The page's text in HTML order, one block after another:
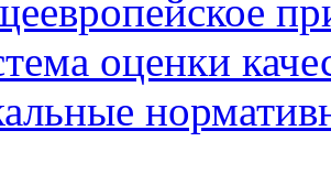
оценки